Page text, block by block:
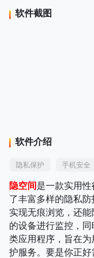
软件截图
软件介绍
隐私保护 手机安全
隐空间 是一款实用
了丰富多样的隐私
实现无痕浏览，还
的设备进行监控，
类应用程序，旨在
护服务。要是你正